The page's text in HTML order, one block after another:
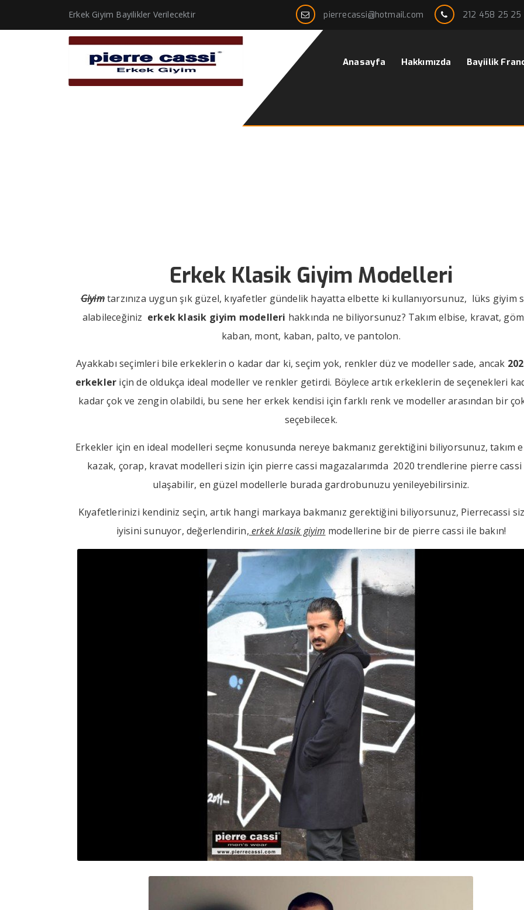
Erkek Giyim Bayilikler Verilecektir pierrecassi@hotmail.com 212 458 25 25
Anasayfa Hakkımızda Bayiilik
Erkek Klasik Giyim Modelleri
Giyimtarzınıza uygun şık güzel, kıyafetler gündelik hayatta elbette ki kullanıyorsunuz, lüks giyim
alabileceğiniz erkek klasik giyim modelleri hakkında ne biliyorsunuz? Takım elbise, kravat,
kaban, mont, kaban, palto, ve pantolon.
Ayakkabı seçimleri bile erkeklerin o kadar dar ki, seçim yok, renkler düz ve modeller sade, ancak
erkekler için de oldukça ideal modeller ve renkler getirdi. Böylece artık erkeklerin de seçenekleri
kadar çok ve zengin olabildi, bu sene her erkek kendisi için farklı renk ve modeller arasından bir
seçebilecek.
Erkekler için en ideal modelleri seçme konusunda nereye bakmanız gerektiğini biliyorsunuz, takım
kazak, çorap, kravat modelleri sizin için pierre cassi magazalarımda 2020 trendlerine pierre cassi
ulaşabilir, en güzel modellerle burada gardrobunuzu yenileyebilirsiniz.
Kıyafetlerinizi kendiniz seçin, artık hangi markaya bakmanız gerektiğini biliyorsunuz, Pierrecassi
iyisini sunuyor, değerlendirin, erkek klasik giyim modellerine bir de pierre cassi ile bakın!